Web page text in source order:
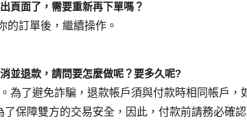
頁面了，需要重新再下單嗎？
的訂單後，繼續操作。
並退款，請問要怎麼做呢？要多久呢?
為了避免詐騙，退款帳戶須與付款時相同帳戶
保障雙方的交易安全，因此，付款前請務必確認